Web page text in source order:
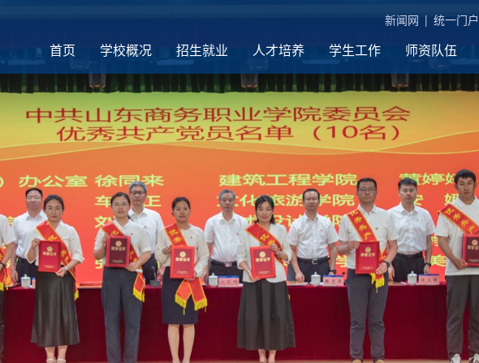
新闻网 | 统一门户
首页 学校概况 招生就业 人才培养 学生工作 师资队伍